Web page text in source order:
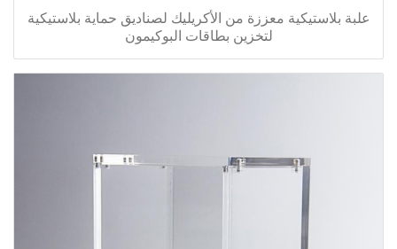
علبة بلاستيكية معززة من الأكريليك لصناديق حماية بلاستيكية
لتخزين بطاقات البوكيمون